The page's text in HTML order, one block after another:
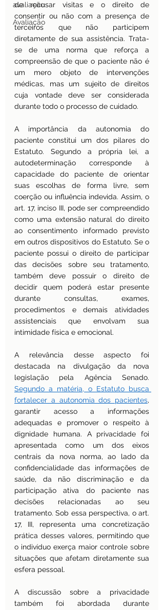
avaliação
Avaliação
de recusar visitas e o direito de
consentir ou não com a presença de
terceiros que não participem
diretamente de sua assistência. Trata-
se de uma norma que reforça a
compreensão de que o paciente não é
um mero objeto de intervenções
médicas, mas um sujeito de direitos
cuja vontade deve ser considerada
durante todo o processo de cuidado.
A importância da autonomia do
paciente constitui um dos pilares do
Estatuto. Segundo a própria lei, a
autodeterminação corresponde à
capacidade do paciente de orientar
suas escolhas de forma livre, sem
coerção ou influência indevida. Assim, o
art. 17, inciso III, pode ser compreendido
como uma extensão natural do direito
ao consentimento informado previsto
em outros dispositivos do Estatuto. Se o
paciente possui o direito de participar
das decisões sobre seu tratamento,
também deve possuir o direito de
decidir quem poderá estar presente
durante consultas, exames,
procedimentos e demais atividades
assistenciais que envolvam sua
intimidade física e emocional.
A relevância desse aspecto foi
destacada na divulgação da nova
Segundo a matéria, o Estatuto busca
fortalecer a autonomia dos pacientes,
garantir acesso a informações
adequadas e promover o respeito à
dignidade humana. A privacidade foi
apresentada como um dos eixos
centrais da nova norma, ao lado da
confidencialidade das informações de
saúde, da não discriminação e da
participação ativa do paciente nas
decisões relacionadas ao seu
tratamento. Sob essa perspectiva, o art.
17, III, representa uma concretização
prática desses valores, permitindo que
o indivíduo exerça maior controle sobre
situações que afetam diretamente sua
esfera pessoal.
A discussão sobre a privacidade
também foi abordada durante